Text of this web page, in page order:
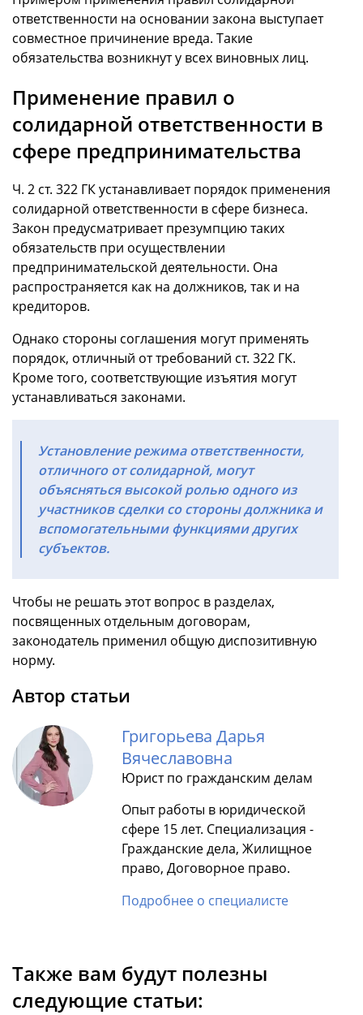
ответственности на основании закона выступает
совместное причинение вреда. Такие
обязательства возникнут у всех виновных лиц.
Применение правил о
солидарной ответственности в
сфере предпринимательства
Ч. 2 ст. 322 ГК устанавливает порядок применения
солидарной ответственности в сфере бизнеса.
Закон предусматривает презумпцию таких
обязательств при осуществлении
предпринимательской деятельности. Она
распространяется как на должников, так и на
кредиторов.
Однако стороны соглашения могут применять
порядок, отличный от требований ст. 322 ГК.
Кроме того, соответствующие изъятия могут
устанавливаться законами.
Установление режима ответственности,
отличного от солидарной, могут
объясняться высокой ролью одного из
участников сделки со стороны должника и
вспомогательными функциями других
субъектов.
Чтобы не решать этот вопрос в разделах,
посвященных отдельным договорам,
законодатель применил общую диспозитивную
норму.
Автор статьи
Григорьева Дарья
Вячеславовна
Юрист по гражданским делам
Опыт работы в юридической
сфере 15 лет. Специализация -
Гражданские дела, Жилищное
право, Договорное право.
Подробнее о специалисте
Также вам будут полезны
следующие статьи: